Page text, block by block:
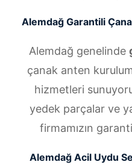
Alemdağ Garantili
Alemdağ genelinde
çanak anten
hizmetleri
yedek parçalar ve
firmamızın
Alemdağ Acil Uydu